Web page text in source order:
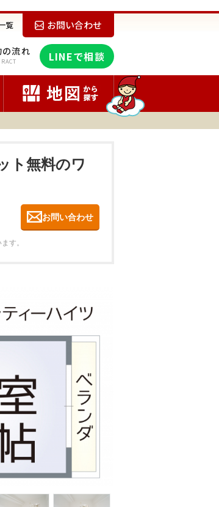
お問い合わせ
覧
LINEで相談
流れ
ト無料のワ
お問い合わせ
す。